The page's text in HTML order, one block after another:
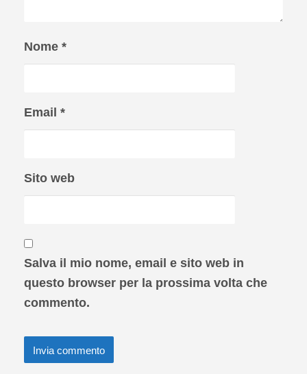
Nome *
Email *
Sito web
Salva il mio nome, email e sito web in
questo browser per la prossima volta che
commento.